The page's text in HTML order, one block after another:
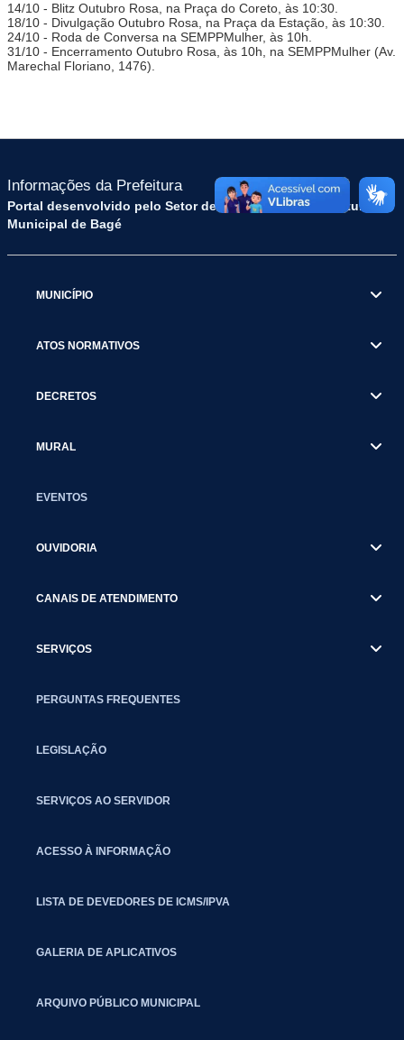
14/10 - Blitz Outubro Rosa, na Praça do Coreto, às 10:30.
18/10 - Divulgação Outubro Rosa, na Praça da Estação, às 10:30.
24/10 - Roda de Conversa na SEMPPMulher, às 10h.
31/10 - Encerramento Outubro Rosa, às 10h, na SEMPPMulher (Av.
Marechal Floriano, 1476).
Informações da Prefeitura
Portal desenvolvido pelo Setor de Tecnologia da Prefeitura
Municipal de Bagé
MUNICÍPIO
ATOS NORMATIVOS
DECRETOS
MURAL
EVENTOS
OUVIDORIA
CANAIS DE ATENDIMENTO
SERVIÇOS
PERGUNTAS FREQUENTES
LEGISLAÇÃO
SERVIÇOS AO SERVIDOR
ACESSO À INFORMAÇÃO
LISTA DE DEVEDORES DE ICMS/IPVA
GALERIA DE APLICATIVOS
ARQUIVO PÚBLICO MUNICIPAL